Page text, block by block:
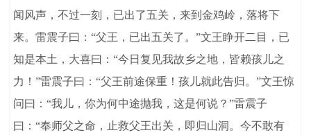
闻风声，不过一刻，已出了五关，来到金鸡岭，落将下
来。雷震子曰：“父王，已出五关了。”文王睁开二目，已
知是本土，大喜曰：“今日复见我故乡之地，皆赖孩儿之
力！”雷震子曰：“父王前途保重！孩儿就此告归。”文王惊
问曰：“我儿，你为何中途抛我，这是何说？”雷震子
曰：“奉师父之命，止救父王出关，即归山洞。今不敢有